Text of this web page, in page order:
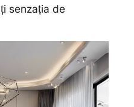
senzația de